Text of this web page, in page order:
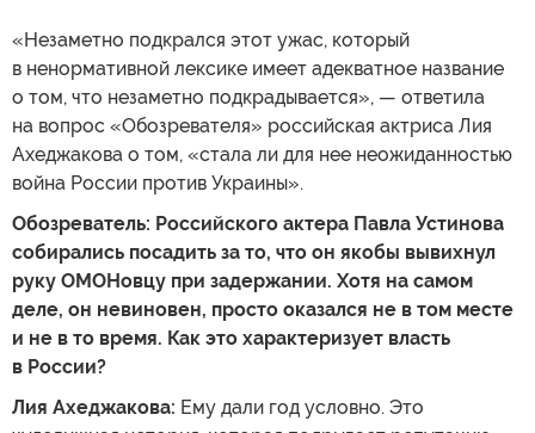
«Незаметно подкрался этот ужас, который
в ненормативной лексике имеет адекватное название
о том, что незаметно подкрадывается», — ответила
на вопрос «Обозревателя» российская актриса Лия
Ахеджакова о том, «стала ли для нее неожиданностью
война России против Украины».
Обозреватель: Российского актера Павла Устинова
собирались посадить за то, что он якобы вывихнул
руку ОМОНовцу при задержании. Хотя на самом
деле, он невиновен, просто оказался не в том месте
и не в то время. Как это характеризует власть
в России?
Лия Ахеджакова: Ему дали год условно. Это